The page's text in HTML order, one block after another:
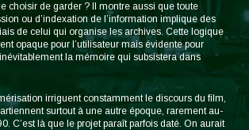
choisir de garder ? Il montre aussi que toute
ou d’indexation de l’information implique des
de celui qui organise les archives. Cette logique
opaque pour l’utilisateur mais évidente pour
la mémoire qui subsistera dans
irriguent constamment le discours du film,
surtout à une autre époque, rarement au-
C’est là que le projet paraît parfois daté. On aurait